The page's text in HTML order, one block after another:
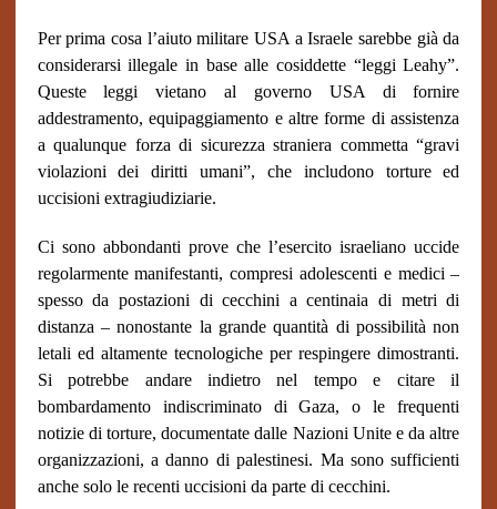
Per prima cosa l’aiuto militare USA a Israele sarebbe già da
considerarsi illegale in base alle cosiddette “leggi Leahy”.
Queste leggi vietano al governo USA di fornire
addestramento, equipaggiamento e altre forme di assistenza
a qualunque forza di sicurezza straniera commetta “gravi
violazioni dei diritti umani”, che includono torture ed
uccisioni extragiudiziarie.
Ci sono abbondanti prove che l’esercito israeliano uccide
regolarmente manifestanti, compresi adolescenti e medici –
spesso da postazioni di cecchini a centinaia di metri di
distanza – nonostante la grande quantità di possibilità non
letali ed altamente tecnologiche per respingere dimostranti.
Si potrebbe andare indietro nel tempo e citare il
bombardamento indiscriminato di Gaza, o le frequenti
notizie di torture, documentate dalle Nazioni Unite e da altre
organizzazioni, a danno di palestinesi. Ma sono sufficienti
anche solo le recenti uccisioni da parte di cecchini.